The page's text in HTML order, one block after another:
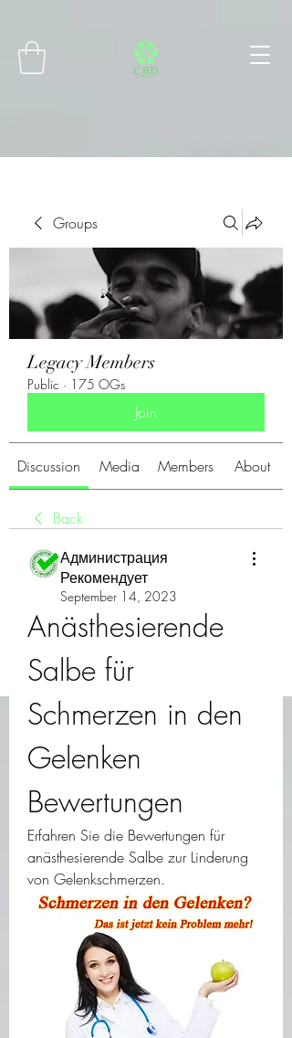
Groups
Legacy Members
Public · 175 OGs
Join
Discussion Media Members About
Back
Администрация
Рекомендует
September 14, 2023
Anästhesierende
Salbe für
Schmerzen in den
Gelenken
Bewertungen
Erfahren Sie die Bewertungen für
anästhesierende Salbe zur Linderung
von Gelenkschmerzen.